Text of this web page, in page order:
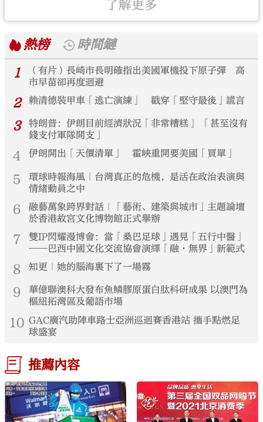
了解更多
熱榜
時間鏈
1
（有片）長崎市長明確指出美國軍機投下原子彈 高
市早苗卻再度迴避
2 賴清德裝甲車「逃亡演練」 戳穿「堅守最後」謊言
3
特朗普：伊朗目前經濟狀況「非常糟糕」 「甚至沒有
錢支付軍隊開支」
4 伊朗開出「天價清單」 霍峽重開要美國「買單」
5
環球時報海風｜台灣真正的危機，是活在政治表演與
情緒動員之中
6
融藝萬象跨界對話｜「藝術、建築與城市」主題論壇
於香港故宮文化博物館正式舉辦
7
雙IP閃耀漫博會：當「桑巴足球」遇見「五行中醫」
——巴西中國文化交流協會演繹「融·無界」新範式
8 知更｜她的腦海裏下了一場霧
9
華億聯澳科大發布魚鱗膠原蛋白肽科研成果 以澳門為
樞紐拓灣區及葡語市場
10 GAC廣汽助陣車路士亞洲巡迴賽香港站 攜手點燃足
球盛宴
推薦內容